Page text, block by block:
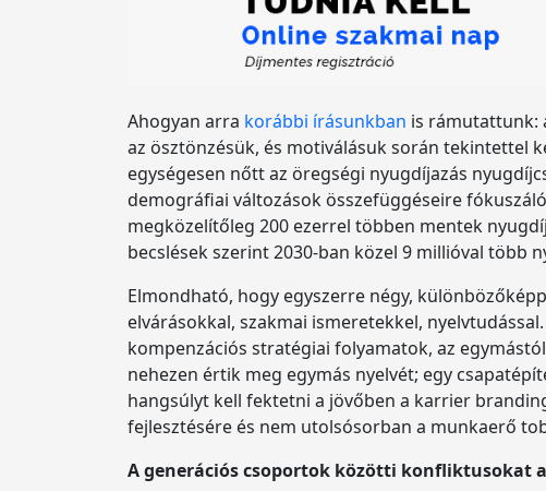
Ahogyan arra korábbi írásunkban is rámutattunk:
az ösztönzésük, és motiválásuk során tekintettel
egységesen nőtt az öregségi nyugdíjazás
demográfiai változások összefüggéseire
megközelítőleg 200 ezerrel többen mentek
becslések szerint 2030-ban közel 9 millióval több
Elmondható, hogy egyszerre négy,
elvárásokkal, szakmai ismeretekkel,
kompenzációs stratégiai folyamatok, az
nehezen értik meg egymás nyelvét; egy
hangsúlyt kell fektetni a jövőben a karrier
fejlesztésére és nem utolsósorban a munkaerő
A generációs csoportok közötti konfliktusokat